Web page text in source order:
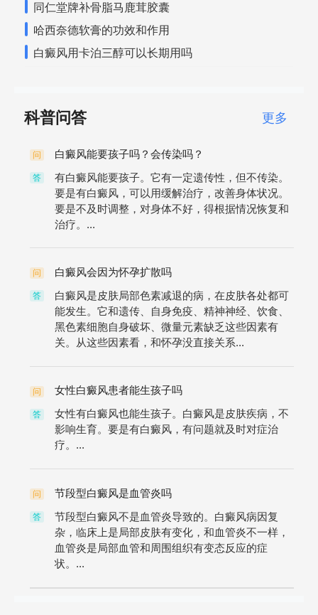
同仁堂牌补骨脂马鹿茸胶囊
哈西奈德软膏的功效和作用
白癜风用卡泊三醇可以长期用吗
科普问答 更多
问 白癜风能要孩子吗？会传染吗？
答
有白癜风能要孩子。它有一定遗传性，但不传染。
要是有白癜风，可以用缓解治疗，改善身体状况。
要是不及时调整，对身体不好，得根据情况恢复和
治疗。...
问 白癜风会因为怀孕扩散吗
答
白癜风是皮肤局部色素减退的病，在皮肤各处都可
能发生。它和遗传、自身免疫、精神神经、饮食、
黑色素细胞自身破坏、微量元素缺乏这些因素有
关。从这些因素看，和怀孕没直接关系...
问 女性白癜风患者能生孩子吗
答
女性有白癜风也能生孩子。白癜风是皮肤疾病，不
影响生育。要是有白癜风，有问题就及时对症治
疗。...
问 节段型白癜风是血管炎吗
答
节段型白癜风不是血管炎导致的。白癜风病因复
杂，临床上是局部皮肤有变化，和血管炎不一样，
血管炎是局部血管和周围组织有变态反应的症
状。...